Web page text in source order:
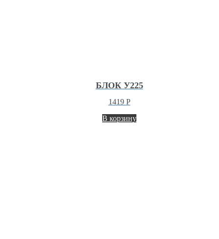
БЛОК У225
1419 Р
В корзину